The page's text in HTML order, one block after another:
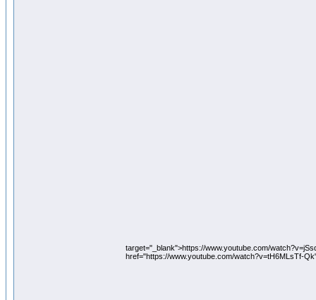
target="_blank">https://www.youtube.com/
href="https://www.youtube.com/watch?v=tH6MLsTf-